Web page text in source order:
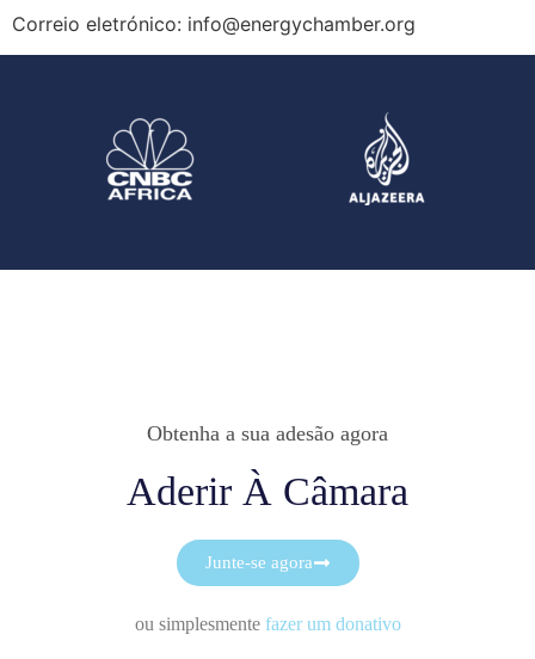
Correio eletrónico: info@energychamber.org
Obtenha a sua adesão agora
Aderir À Câmara
Junte-se agora
ou simplesmente fazer um donativo